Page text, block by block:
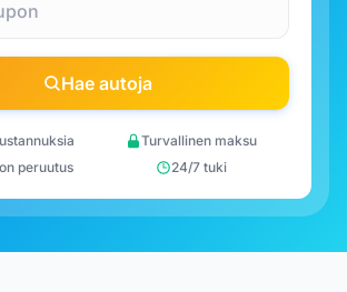
Hae autoja
Turvallinen maksu
peruutus
24/7 tuki